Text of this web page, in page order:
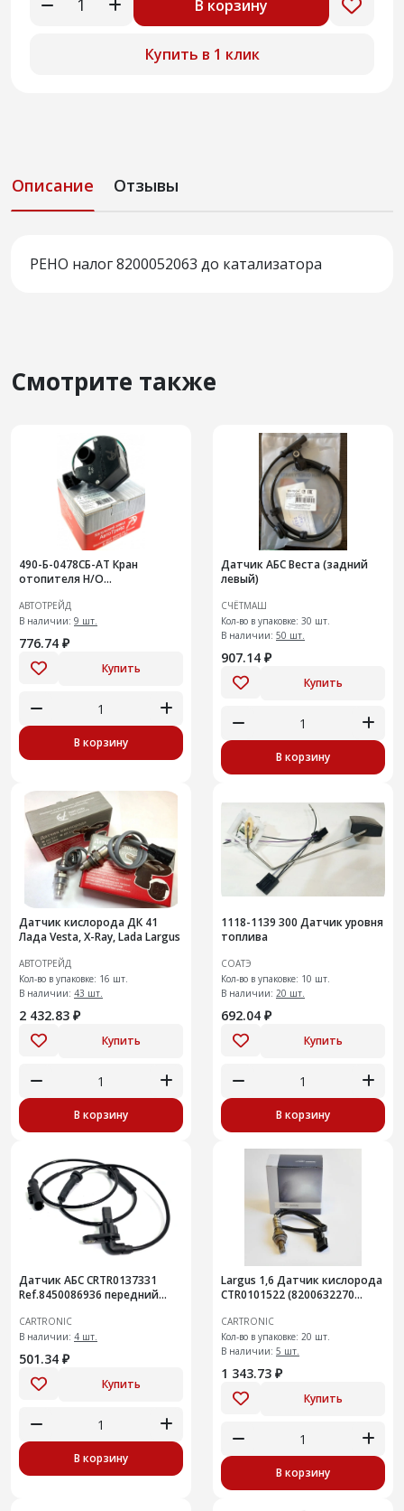
В корзину
Купить в 1 клик
Описание Отзывы
РЕНО налог 8200052063 до катализатора
Смотрите также
490-Б-0478СБ-АТ Кран
отопителя Н/О
электроприводом нового
образца
АВТОТРЕЙД
В наличии: 9 шт.
776.74 ₽
Купить
В корзину
Датчик АБС Веста (задний
левый)
СЧЁТМАШ
Кол-во в упаковке: 30 шт.
В наличии: 50 шт.
907.14 ₽
Купить
В корзину
Датчик кислорода ДК 41
Лада Vesta, X-Ray, Lada Largus
АВТОТРЕЙД
Кол-во в упаковке: 16 шт.
В наличии: 43 шт.
2 432.83 ₽
Купить
В корзину
1118-1139 300 Датчик уровня
топлива
СОАТЭ
Кол-во в упаковке: 10 шт.
В наличии: 20 шт.
692.04 ₽
Купить
В корзину
Датчик АБС CRTR0137331
Ref.8450086936 передний
CARTRONIC
В наличии: 4 шт.
501.34 ₽
Купить
В корзину
Largus 1,6 Датчик кислорода
CTR0101522 (8200632270
CARTRONIC
Кол-во в упаковке: 20 шт.
В наличии: 5 шт.
1 343.73 ₽
Купить
В корзину